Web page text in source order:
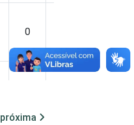
0
próxima